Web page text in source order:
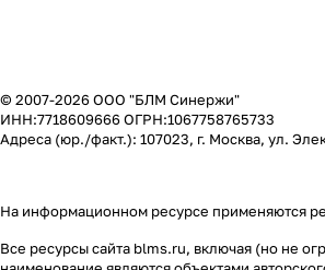
© 2007-2026 ООО "БЛМ Синержи"
ИНН:7718609666 ОГРН:1067758765733
Адреса (юр./факт.): 107023, г. Москва, ул.
На информационном ресурсе применяются
Все ресурсы сайта blms.ru, включая (но не